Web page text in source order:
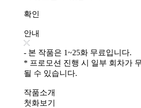
확인
안내
- 본 작품은 1~25화 무료입니다.
* 프로모션 진행 시 일부 회차가
될 수 있습니다.
작품소개
첫화보기